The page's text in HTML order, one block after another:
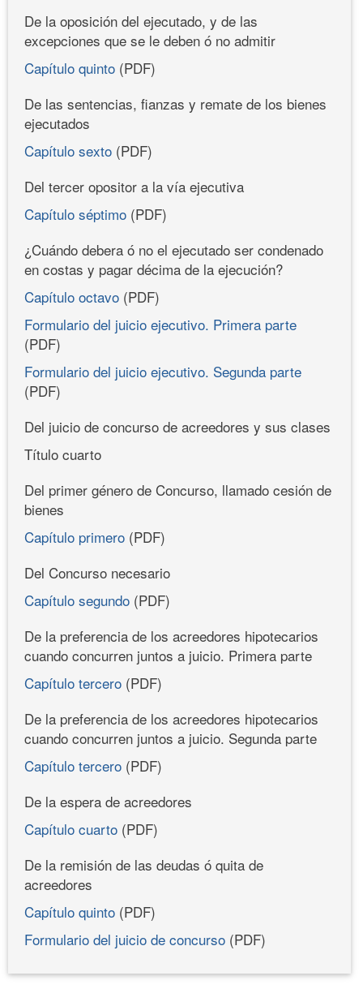
De la oposición del ejecutado, y de las
excepciones que se le deben ó no admitir
Capítulo quinto (PDF)
De las sentencias, fianzas y remate de los bienes
ejecutados
Capítulo sexto (PDF)
Del tercer opositor a la vía ejecutiva
Capítulo séptimo (PDF)
¿Cuándo debera ó no el ejecutado ser condenado
en costas y pagar décima de la ejecución?
Capítulo octavo (PDF)
Formulario del juicio ejecutivo. Primera parte
(PDF)
Formulario del juicio ejecutivo. Segunda parte
(PDF)
Del juicio de concurso de acreedores y sus clases
Título cuarto
Del primer género de Concurso, llamado cesión de
bienes
Capítulo primero (PDF)
Del Concurso necesario
Capítulo segundo (PDF)
De la preferencia de los acreedores hipotecarios
cuando concurren juntos a juicio. Primera parte
Capítulo tercero (PDF)
De la preferencia de los acreedores hipotecarios
cuando concurren juntos a juicio. Segunda parte
Capítulo tercero (PDF)
De la espera de acreedores
Capítulo cuarto (PDF)
De la remisión de las deudas ó quita de
acreedores
Capítulo quinto (PDF)
Formulario del juicio de concurso (PDF)